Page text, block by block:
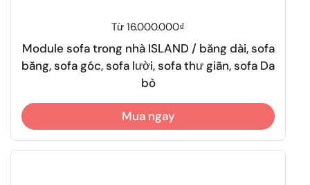
Giá thông thường
Từ 16.000.000₫
Module sofa trong nhà ISLAND / băng dài, sofa
băng, sofa góc, sofa lười, sofa thư giãn, sofa Da
bò
Mua ngay